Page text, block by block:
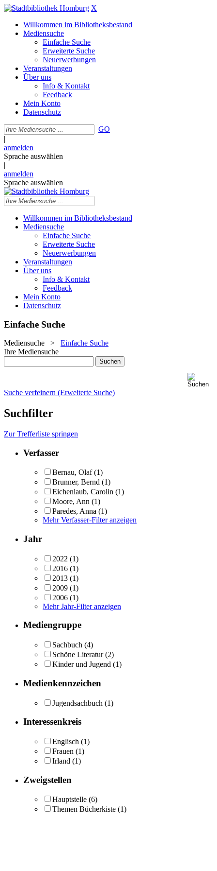
X
Willkommen im Bibliotheksbestand
Mediensuche
Einfache Suche
Erweiterte Suche
Neuerwerbungen
Veranstaltungen
Über uns
Info & Kontakt
Feedback
Mein Konto
Datenschutz
GO
|
anmelden
Sprache auswählen
|
anmelden
Sprache auswählen
Willkommen im Bibliotheksbestand
Mediensuche
Einfache Suche
Erweiterte Suche
Neuerwerbungen
Veranstaltungen
Über uns
Info & Kontakt
Feedback
Mein Konto
Datenschutz
Einfache Suche
Mediensuche > Einfache Suche
Ihre Mediensuche
Suche verfeinern (Erweiterte Suche)
Suchfilter
Zur Trefferliste springen
Verfasser
Bernau, Olaf (1)
Brunner, Bernd (1)
Eichenlaub, Carolin (1)
Moore, Ann (1)
Paredes, Anna (1)
Mehr Verfasser-Filter anzeigen
Jahr
2022 (1)
2016 (1)
2013 (1)
2009 (1)
2006 (1)
Mehr Jahr-Filter anzeigen
Mediengruppe
Sachbuch (4)
Schöne Literatur (2)
Kinder und Jugend (1)
Medienkennzeichen
Jugendsachbuch (1)
Interessenkreis
Englisch (1)
Frauen (1)
Irland (1)
Zweigstellen
Hauptstelle (6)
Themen Bücherkiste (1)